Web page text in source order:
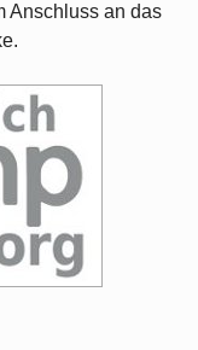
Anschluss an das